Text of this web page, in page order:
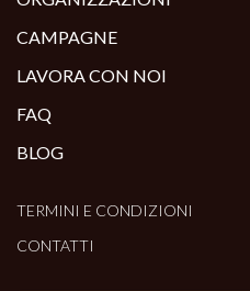
CAMPAGNE
LAVORA CON NOI
FAQ
BLOG
TERMINI E CONDIZIONI
CONTATTI